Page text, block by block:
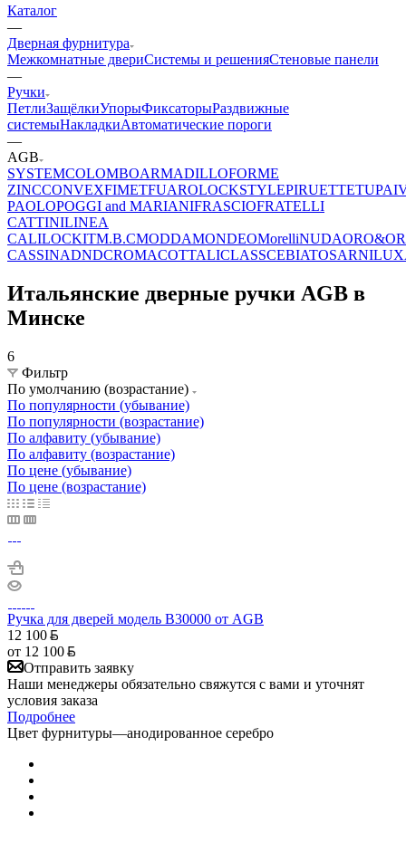
Каталог
—
Дверная фурнитура
Межкомнатные двериСистемы и решенияСтеновые панели
—
Ручки
ПетлиЗащёлкиУпорыФиксаторыРаздвижные
системыНакладкиАвтоматические пороги
—
AGB
SYSTEMCOLOMBOARMADILLOFORME
ZINCCONVEXFIMETFUAROLOCKSTYLEPIRUETTETUPAI
PAOLOPOGGI and MARIANIFRASCIOFRATELLI
CATTINILINEA
CALILOCKITM.B.CMODDAMONDEOMorelliNUDA
CASSINADNDCROMACOTTALICLASSCEBIATOSARNILUX
Итальянские дверные ручки AGB в
Минске
6
Фильтр
По умолчанию (возрастание)
По популярности (убывание)
По популярности (возрастание)
По алфавиту (убывание)
По алфавиту (возрастание)
По цене (убывание)
По цене (возрастание)
Ручка для дверей модель B30000 от AGB
12 100
от 12 100
Отправить заявку
Наши менеджеры обязательно свяжутся с вами и уточнят
условия заказа
Подробнее
Цвет фурнитуры—анодированное серебро